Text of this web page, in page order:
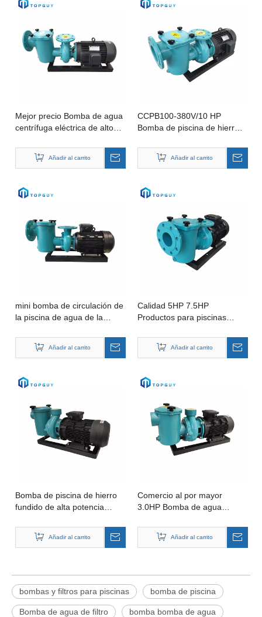
Mejor precio Bomba de agua
centrífuga eléctrica de alto
bombas sumergibles para
cascada, acuario,
Añadir al carrito
CCPB100-380V/10 HP
Bomba de piscina de hierro
agua industrial Bomba de
piscina
Añadir al carrito
mini bomba de circulación de
la piscina de agua de la
eficacia alta 5hp /7.5hp
Añadir al carrito
Calidad 5HP 7.5HP
Productos para piscinas
para circulación de agua de
spa en piscina
Añadir al carrito
Bomba de piscina de hierro
fundido de alta potencia
de agua de patente propia,
velocidad de bombas de
Añadir al carrito
Comercio al por mayor
3.0HP Bomba de agua
de alta presión de flujo con 1
año de garantía Bomba
Añadir al carrito
bombas y filtros para piscinas bomba de piscina
Bomba de agua de filtro bomba bomba de agua